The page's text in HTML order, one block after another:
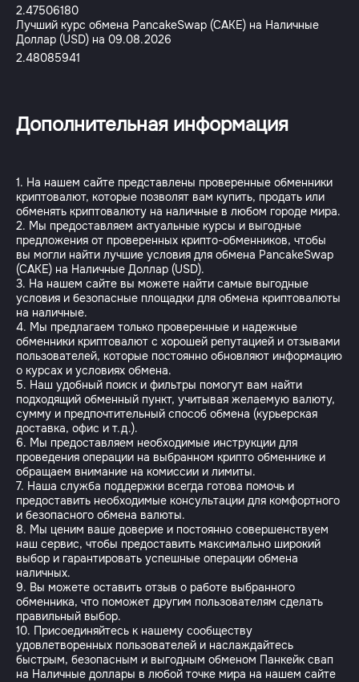
2.47506180
Лучший курс обмена PancakeSwap (CAKE) на Наличные
Доллар (USD) на 09.08.2026
2.48085941
Дополнительная информация
1. На нашем сайте представлены проверенные обменники
криптовалют, которые позволят вам купить, продать или
обменять криптовалюту на наличные в любом городе мира.
2. Мы предоставляем актуальные курсы и выгодные
предложения от проверенных крипто-обменников, чтобы
вы могли найти лучшие условия для обмена PancakeSwap
(CAKE) на Наличные Доллар (USD).
3. На нашем сайте вы можете найти самые выгодные
условия и безопасные площадки для обмена криптовалюты
на наличные.
4. Мы предлагаем только проверенные и надежные
обменники криптовалют с хорошей репутацией и отзывами
пользователей, которые постоянно обновляют информацию
о курсах и условиях обмена.
5. Наш удобный поиск и фильтры помогут вам найти
подходящий обменный пункт, учитывая желаемую валюту,
сумму и предпочтительный способ обмена (курьерская
доставка, офис и т.д.).
6. Мы предоставляем необходимые инструкции для
проведения операции на выбранном крипто обменнике и
обращаем внимание на комиссии и лимиты.
7. Наша служба поддержки всегда готова помочь и
предоставить необходимые консультации для комфортного
и безопасного обмена валюты.
8. Мы ценим ваше доверие и постоянно совершенствуем
наш сервис, чтобы предоставить максимально широкий
выбор и гарантировать успешные операции обмена
наличных.
9. Вы можете оставить отзыв о работе выбранного
обменника, что поможет другим пользователям сделать
правильный выбор.
10. Присоединяйтесь к нашему сообществу
удовлетворенных пользователей и наслаждайтесь
быстрым, безопасным и выгодным обменом Панкейк свап
на Наличные доллары в любой точке мира на нашем сайте